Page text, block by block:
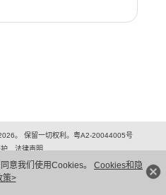
意我们使用Cookies。 Cookies和隐
策>
。 保留一切权利。粤A2-20044005号
护
法律声明